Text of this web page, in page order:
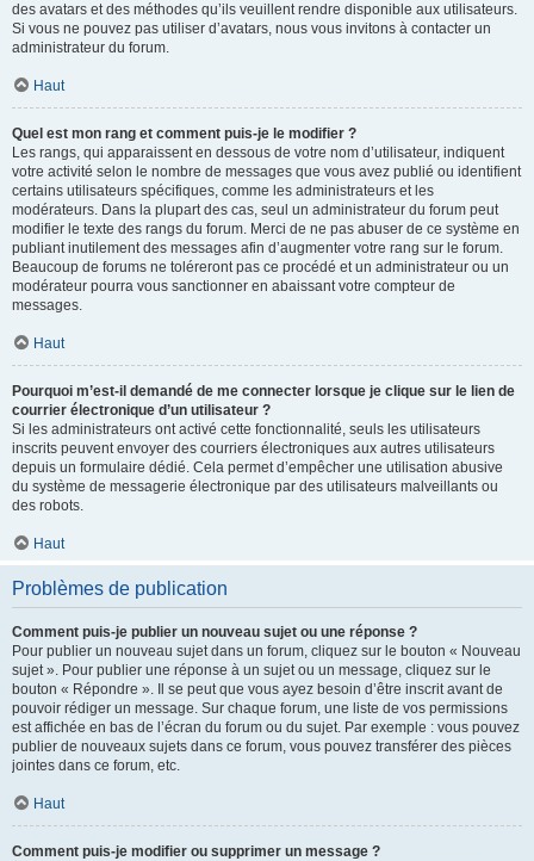
des avatars et des méthodes qu’ils veuillent rendre disponible aux utilisateurs.
Si vous ne pouvez pas utiliser d’avatars, nous vous invitons à contacter un
administrateur du forum.
Haut
Quel est mon rang et comment puis-je le modifier ?
Les rangs, qui apparaissent en dessous de votre nom d’utilisateur, indiquent
votre activité selon le nombre de messages que vous avez publié ou identifient
certains utilisateurs spécifiques, comme les administrateurs et les
modérateurs. Dans la plupart des cas, seul un administrateur du forum peut
modifier le texte des rangs du forum. Merci de ne pas abuser de ce système en
publiant inutilement des messages afin d’augmenter votre rang sur le forum.
Beaucoup de forums ne toléreront pas ce procédé et un administrateur ou un
modérateur pourra vous sanctionner en abaissant votre compteur de
messages.
Haut
Pourquoi m’est-il demandé de me connecter lorsque je clique sur le lien de
courrier électronique d’un utilisateur ?
Si les administrateurs ont activé cette fonctionnalité, seuls les utilisateurs
inscrits peuvent envoyer des courriers électroniques aux autres utilisateurs
depuis un formulaire dédié. Cela permet d’empêcher une utilisation abusive
du système de messagerie électronique par des utilisateurs malveillants ou
des robots.
Haut
Problèmes de publication
Comment puis-je publier un nouveau sujet ou une réponse ?
Pour publier un nouveau sujet dans un forum, cliquez sur le bouton « Nouveau
sujet ». Pour publier une réponse à un sujet ou un message, cliquez sur le
bouton « Répondre ». Il se peut que vous ayez besoin d’être inscrit avant de
pouvoir rédiger un message. Sur chaque forum, une liste de vos permissions
est affichée en bas de l’écran du forum ou du sujet. Par exemple : vous pouvez
publier de nouveaux sujets dans ce forum, vous pouvez transférer des pièces
jointes dans ce forum, etc.
Haut
Comment puis-je modifier ou supprimer un message ?